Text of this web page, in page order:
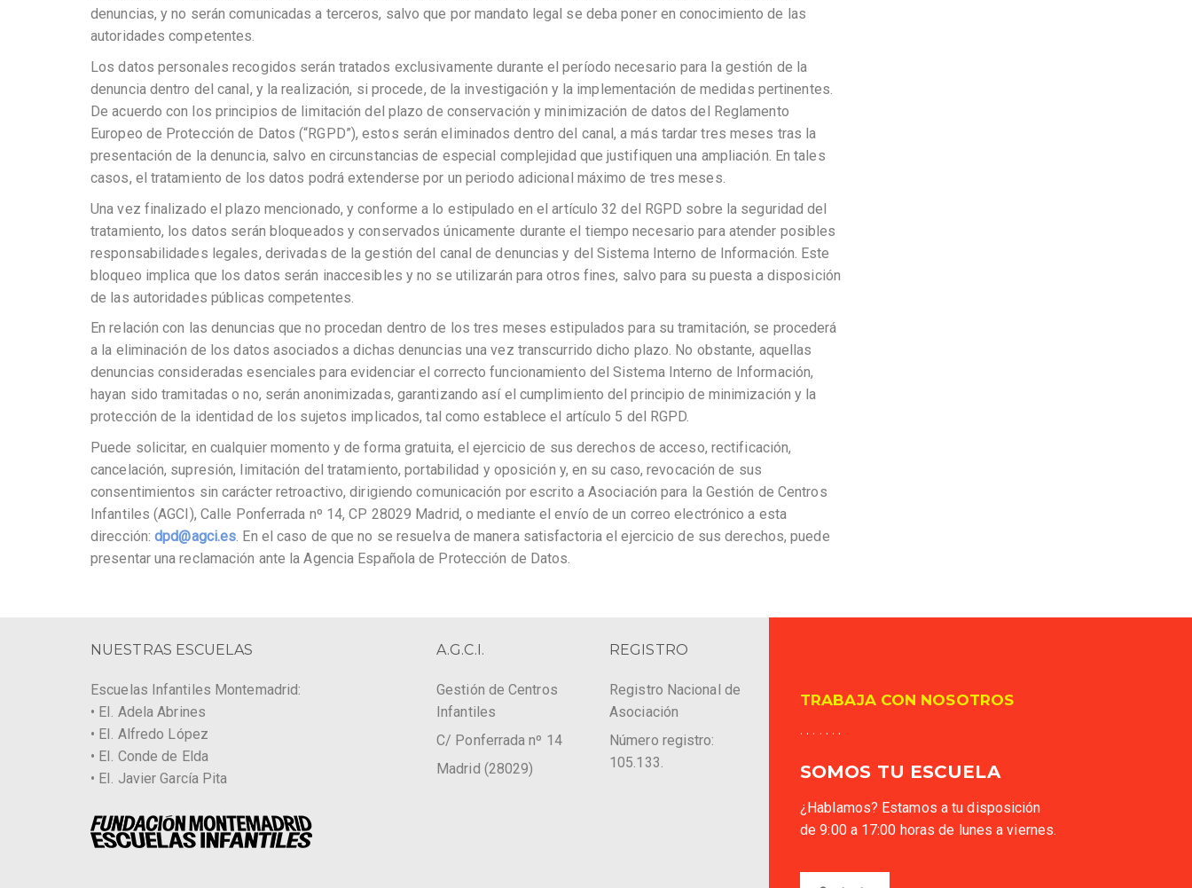
denuncias, y no serán comunicadas a terceros, salvo que por mandato legal se deba poner en conocimiento de las
autoridades competentes.
Los datos personales recogidos serán tratados exclusivamente durante el período necesario para la gestión de la
denuncia dentro del canal, y la realización, si procede, de la investigación y la implementación de medidas pertinentes.
De acuerdo con los principios de limitación del plazo de conservación y minimización de datos del Reglamento
Europeo de Protección de Datos (“RGPD”), estos serán eliminados dentro del canal, a más tardar tres meses tras la
presentación de la denuncia, salvo en circunstancias de especial complejidad que justifiquen una ampliación. En tales
casos, el tratamiento de los datos podrá extenderse por un periodo adicional máximo de tres meses.
Una vez finalizado el plazo mencionado, y conforme a lo estipulado en el artículo 32 del RGPD sobre la seguridad del
tratamiento, los datos serán bloqueados y conservados únicamente durante el tiempo necesario para atender posibles
responsabilidades legales, derivadas de la gestión del canal de denuncias y del Sistema Interno de Información. Este
bloqueo implica que los datos serán inaccesibles y no se utilizarán para otros fines, salvo para su puesta a disposición
de las autoridades públicas competentes.
En relación con las denuncias que no procedan dentro de los tres meses estipulados para su tramitación, se procederá
a la eliminación de los datos asociados a dichas denuncias una vez transcurrido dicho plazo. No obstante, aquellas
denuncias consideradas esenciales para evidenciar el correcto funcionamiento del Sistema Interno de Información,
hayan sido tramitadas o no, serán anonimizadas, garantizando así el cumplimiento del principio de minimización y la
protección de la identidad de los sujetos implicados, tal como establece el artículo 5 del RGPD.
Puede solicitar, en cualquier momento y de forma gratuita, el ejercicio de sus derechos de acceso, rectificación,
cancelación, supresión, limitación del tratamiento, portabilidad y oposición y, en su caso, revocación de sus
consentimientos sin carácter retroactivo, dirigiendo comunicación por escrito a Asociación para la Gestión de Centros
Infantiles (AGCI), Calle Ponferrada nº 14, CP 28029 Madrid, o mediante el envío de un correo electrónico a esta
dirección:dpd@agci.es . En el caso de que no se resuelva de manera satisfactoria el ejercicio de sus derechos, puede
presentar una reclamación ante la Agencia Española de Protección de Datos.
NUESTRAS ESCUELAS
Escuelas Infantiles Montemadrid:
• EI. Adela Abrines
• EI. Alfredo López
• EI. Conde de Elda
• EI. Javier García Pita
A.G.C.I.
Gestión de Centros
Infantiles
C/ Ponferrada nº 14
Madrid (28029)
REGISTRO
Registro Nacional de
Asociación
Número registro:
105.133.
TRABAJA CON NOSOTROS
. . . . . . .
SOMOS TU ESCUELA
¿Hablamos? Estamos a tu disposición
de 9:00 a 17:00 horas de lunes a viernes.